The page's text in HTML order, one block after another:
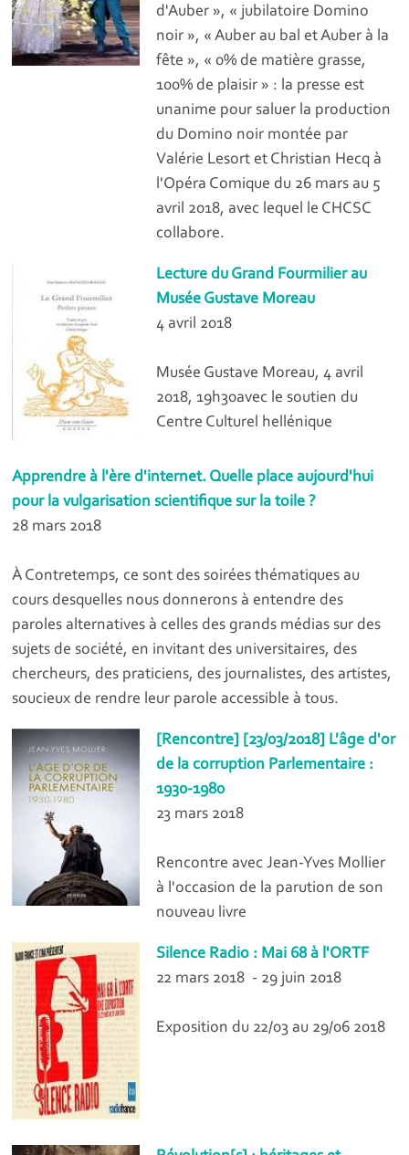
d'Auber », « jubilatoire Domino
noir », « Auber au bal et Auber à la
fête », « 0% de matière grasse,
100% de plaisir » : la presse est
unanime pour saluer la production
du Domino noir montée par
Valérie Lesort et Christian Hecq à
l'Opéra Comique du 26 mars au 5
avril 2018, avec lequel le CHCSC
collabore.
Lecture du Grand Fourmilier au
Musée Gustave Moreau
4 avril 2018
Musée Gustave Moreau, 4 avril
2018, 19h30avec le soutien du
Centre Culturel hellénique
Apprendre à l'ère d'internet. Quelle place aujourd'hui
pour la vulgarisation scientifique sur la toile ?
28 mars 2018
À Contretemps, ce sont des soirées thématiques au
cours desquelles nous donnerons à entendre des
paroles alternatives à celles des grands médias sur des
sujets de société, en invitant des universitaires, des
chercheurs, des praticiens, des journalistes, des artistes,
soucieux de rendre leur parole accessible à tous.
[Rencontre] [23/03/2018] L'âge d'or
de la corruption Parlementaire :
1930-1980
23 mars 2018
Rencontre avec Jean-Yves Mollier
à l'occasion de la parution de son
nouveau livre
Silence Radio : Mai 68 à l'ORTF
22 mars 2018 - 29 juin 2018
Exposition du 22/03 au 29/06 2018